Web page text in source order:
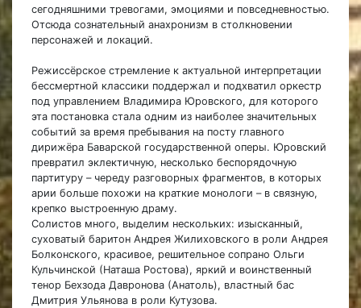
сегодняшними тревогами, эмоциями и повседневностью.
Отсюда сознательный анахронизм в столкновении
персонажей и локаций.
Режиссёрское стремление к актуальной интерпретации
бессмертной классики поддержал и подхватил оркестр
под управлением Владимира Юровского, для которого
эта постановка стала одним из наиболее значительных
событий за время пребывания на посту главного
дирижёра Баварской государственной оперы. Юровский
превратил эклектичную, несколько беспорядочную
партитуру – череду разговорных фрагментов, в которых
арии больше похожи на краткие монологи – в связную,
крепко выстроенную драму.
Солистов много, выделим нескольких: изысканный,
суховатый баритон Андрея Жилиховского в роли Андрея
Болконского, красивое, решительное сопрано Ольги
Кульчинской (Наташа Ростова), яркий и воинственный
тенор Бехзода Давронова (Анатоль), властный бас
Дмитрия Ульянова в роли Кутузова.